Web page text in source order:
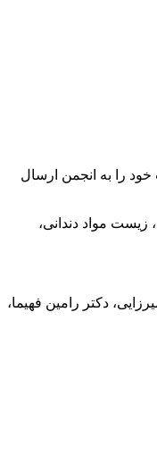
مقالات خود را به انجمن ارسال
زیست مواد دندانی،
دکتر رامین فهیما،